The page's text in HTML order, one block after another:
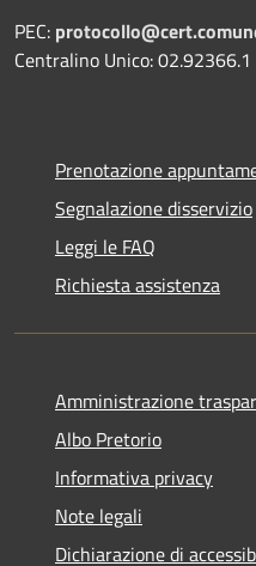
PEC:
Centralino Unico: 02.92366.1
Prenotazione
Segnalazione disservizio
Leggi le FAQ
Richiesta assistenza
Amministrazione
Albo Pretorio
Informativa privacy
Note legali
Dichiarazione di